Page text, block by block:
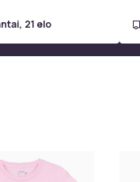
21 elo